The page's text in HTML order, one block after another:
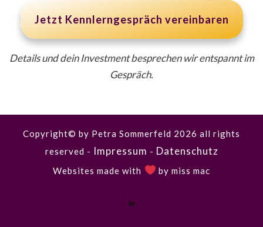
Jetzt Kennlerngespräch vereinbaren
Details und dein Investment besprechen wir entspannt im
Gespräch.
Copyright© by Petra Sommerfeld 2026 all rights
reserved - Impressum - Datenschutz
Websites made with by miss mac